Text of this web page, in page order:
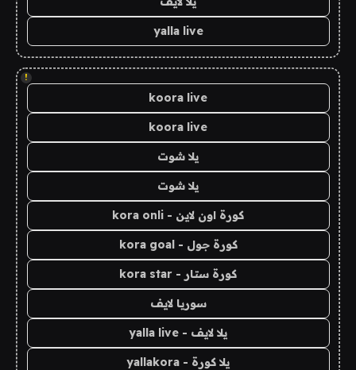
yalla live
!
koora live
koora live
يلا شوت
يلا شوت
كورة اون لاين - kora onli
كورة جول - kora goal
كورة ستار - kora star
سوريا لايف
يلا لايف - yalla live
يلا كورة - yallakora